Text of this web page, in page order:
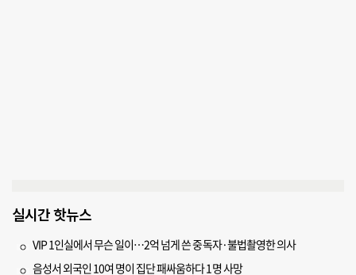
실시간 핫뉴스
VIP 1인실에서 무슨 일이…2억 넘게 쓴 중독자·불법촬영한 의사
음성서 외국인 10여 명이 집단 패싸움하다 1명 사망